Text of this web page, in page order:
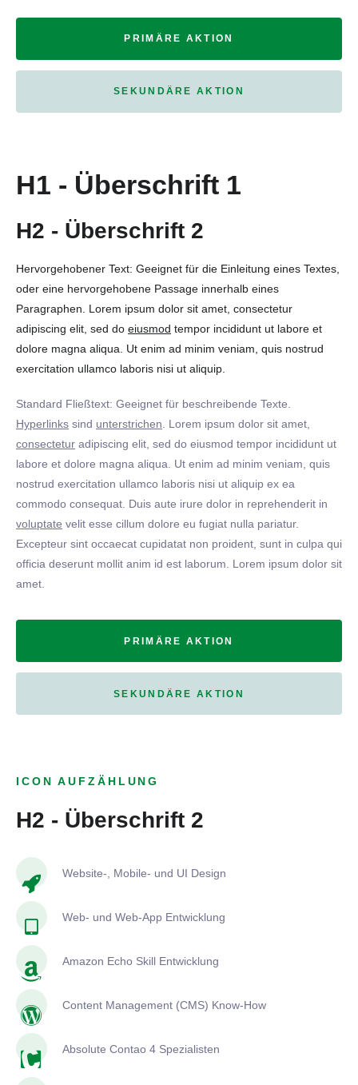
PRIMÄRE AKTION
SEKUNDÄRE AKTION
H1 - Überschrift 1
H2 - Überschrift 2
Hervorgehobener Text: Geeignet für die Einleitung eines Textes,
oder eine hervorgehobene Passage innerhalb eines
Paragraphen. Lorem ipsum dolor sit amet, consectetur
adipiscing elit, sed do eiusmod tempor incididunt ut labore et
dolore magna aliqua. Ut enim ad minim veniam, quis nostrud
exercitation ullamco laboris nisi ut aliquip.
Standard Fließtext: Geeignet für beschreibende Texte.
Hyperlinks sind unterstrichen . Lorem ipsum dolor sit amet,
consectetur adipiscing elit, sed do eiusmod tempor incididunt ut
labore et dolore magna aliqua. Ut enim ad minim veniam, quis
nostrud exercitation ullamco laboris nisi ut aliquip ex ea
commodo consequat. Duis aute irure dolor in reprehenderit in
voluptate velit esse cillum dolore eu fugiat nulla pariatur.
Excepteur sint occaecat cupidatat non proident, sunt in culpa qui
officia deserunt mollit anim id est laborum. Lorem ipsum dolor sit
amet.
PRIMÄRE AKTION
SEKUNDÄRE AKTION
ICON AUFZÄHLUNG
H2 - Überschrift 2
Website-, Mobile- und UI Design
Web- und Web-App Entwicklung
Amazon Echo Skill Entwicklung
Content Management (CMS) Know-How
Absolute Contao 4 Spezialisten